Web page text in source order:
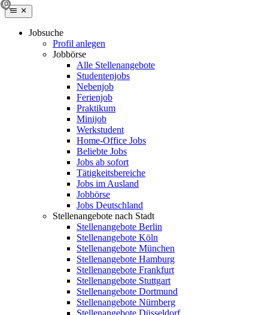
Jobsuche
Profil anlegen
Jobbörse
Alle Stellenangebote
Studentenjobs
Nebenjob
Ferienjob
Praktikum
Minijob
Werkstudent
Home-Office Jobs
Beliebte Jobs
Jobs ab sofort
Tätigkeitsbereiche
Jobs im Ausland
Jobbörse
Jobs Deutschland
Stellenangebote nach Stadt
Stellenangebote Berlin
Stellenangebote Köln
Stellenangebote München
Stellenangebote Hamburg
Stellenangebote Frankfurt
Stellenangebote Stuttgart
Stellenangebote Dortmund
Stellenangebote Nürnberg
Stellenangebote Düsseldorf